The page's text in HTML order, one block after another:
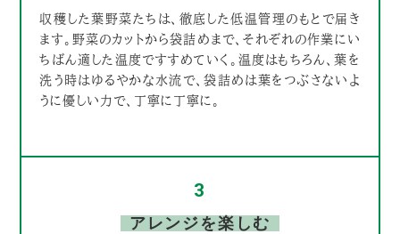
収穫した葉野菜たちは、徹底した低温管理のもとで届き
ます。野菜のカットから袋詰めまで、それぞれの作業にい
ちばん適した温度ですすめていく。温度はもちろん、葉を
洗う時はゆるやかな水流で、袋詰めは葉をつぶさないよ
うに優しい力で、丁寧に丁寧に。
3
アレンジを楽しむ